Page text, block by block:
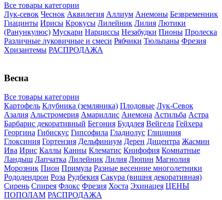
Все товары категории
Лук-севок Чеснок Аквилегия Аллиум Анемоны Безвременник
Гиацинты Ирисы Крокусы Лилейник Лилия Лютики
(Ранункулюс) Мускари Нарцисcы Незабудки Пионы Пролеска
Различные луковичные и смеси Рябчики Тюльпаны Фрезия
Хризантемы РАСПРОДАЖА
Весна
Все товары категории
Картофель Клубника (земляника) Плодовые Лук-Севок
Азалия Альстромерия Амариллис Анемона Астильба Астра
Барбарис декоративный Бегония Буддлея Вейгела Гейхера
Георгина Гибискус Гипсофила Гладиолус Глициния
Глоксиния Гортензия Дельфиниум Дерен Дицентра Жасмин
Ива Ирис Каллы Канны Клематис Книфофия Комнатные
Ландыш Лапчатка Лилейник Лилия Люпин Магнолия
Морозник Пион Примула Разные весенние многолетники
Рододендрон Роза Рудбекия Сакура (вишня декоративная)
Сирень Спирея Флокс Фрезия Хоста Эхинацея ЦЕНЫ
ПОПОЛАМ РАСПРОДАЖА